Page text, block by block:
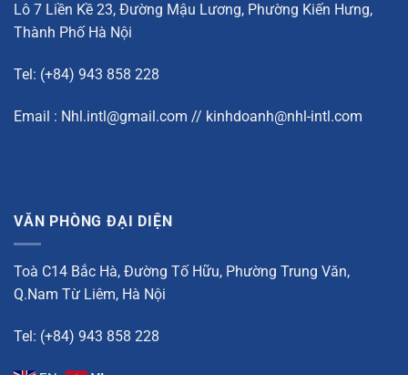
Lô 7 Liền Kề 23, Đường Mậu Lương, Phường Kiến Hưng,
Thành Phố Hà Nội
Tel: (+84) 943 858 228
Email : Nhl.intl@gmail.com // kinhdoanh@nhl-intl.com
VĂN PHÒNG ĐẠI DIỆN
Toà C14 Bắc Hà, Đường Tố Hữu, Phường Trung Văn,
Q.Nam Từ Liêm, Hà Nội
Tel: (+84) 943 858 228